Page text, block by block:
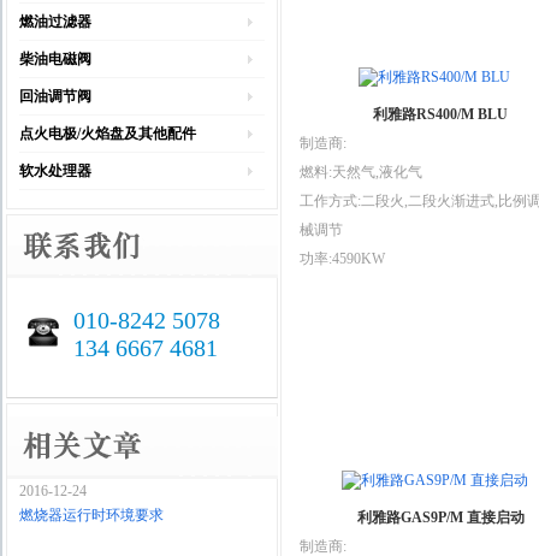
燃油过滤器
柴油电磁阀
回油调节阀
点火电极/火焰盘及其他配件
软水处理器
010-8242 5078
134 6667 4681
2016-12-24
燃烧器运行时环境要求
利雅路RS400/M BLU
制造商:
燃料:天然气,液化气
工作方式:二段火,二段火渐进式,比例
械调节
功率:4590KW
利雅路GAS9P/M 直接启动
制造商: